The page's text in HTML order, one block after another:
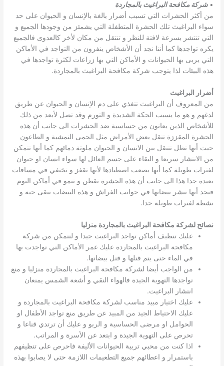
•شركة مكافحة البراغيث بالمجاردة
من أكثر الحشرات التي تسبب أضرار بالغة بالإنسان و الحيوان على حد
سواء البراغيث تلك الحشرة المتطفلة التي يشمئز من وجودها الجميع و
التي تنتشر بسرعة لافتة للنظر و تنتقل من مكان لأخر كالعدوى فالجميع
يكره تواجدها كما أننا نجد أن الأشخاص ينفرون من التواجد في الأماكن
التي يربى بها الحيوانات و الأماكن التي بها زراعات لكثرة تواجدها في
هذه البيئات لذا يتوجب شركة مكافحة البراغيث بالمجاردة.
أضرار البراغيث
من المعروف أن البراغيث تتغذي على دم الإنسان و الحيوان عن طريق
لدغهم و هو ما يسبب الحكة الشديدة و التورم وقد تصل لأبعد من ذلك
للأشخاص الذين يعانون من حساسية ضد الحشرات الى جانب أن هذه
الحشرة المقززة تنقل بعض الأمراض مثل الحمى النمشية و الطاعون
حيث أنها تظل تتنقل بين الانسان و الحيوان ملوثة دمائهم كما أنها تتمكن
من الانتشار سريعا و البقاء على جسم العائل لها سواء انسان او حيوان
لفترات طويلة كما أنها يصعب اصطيادها لأنها تقفز و تختفي في مسافات
بعيدة جدا هذا الى جانب أن هذه الحشرة تقطن و تنمو في أماكن النوم
فنجد أنها تنشر بيضاتها في جوانب الفراش و هذه البيضات تبقى حية و
نشطة لفترات طويلة جدا.
نصائح لشركة مكافحة البراغيث بالمجاردة منزليا
عليك تنظيف أماكن تواجد البراغيث جيدا و لتتمكن من شركة
مكافحة البراغيث بالمجاردة عليك غمر الأماكن التي تواجدت بها
في الماء حتى يتم قتلها و قتل بيضاتها.
من الواجب أيضا لشركة مكافحة البراغيث بالمجاردة منزليا و منع
تواجدها التهوية الجيدة فالهواء النقي و أشعة الشمس يمنعان
انتشار البراغيث.
عليك اختيار مبيد مناسب لشركة مكافحة البراغيث بالمجاردة و
عليك الاحتياط الجيد من المبيد عن طريق منع تواجد الأطفال او
الحوامل او مرضى الحساسية و الربو و عليك أن ترتدي قناعا و
تحرص على التهوية الجيدة و ابتعد عن الأسرة و المراتب.
اذا كنت من محبي تربية الحيوانات الأليفة فاحرص على تنظيفهم
باستمرار و اعطائهم جميع التطعيمات اللازمة حتى لا يصابوا بهذه